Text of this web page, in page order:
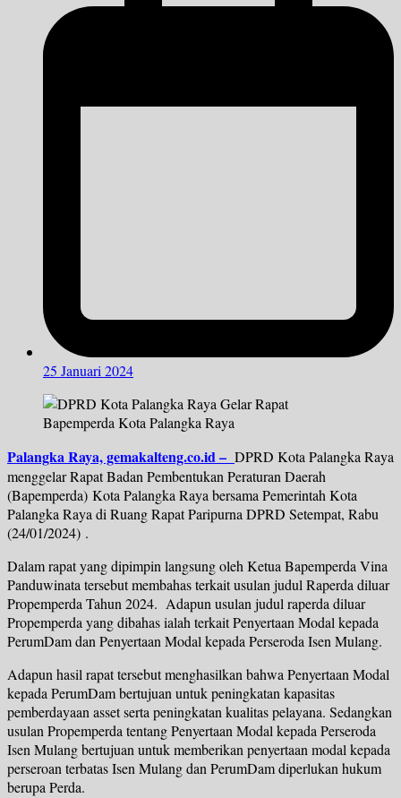
25 Januari 2024
Palangka Raya, gemakalteng.co.id – DPRD Kota Palangka Raya
menggelar Rapat Badan Pembentukan Peraturan Daerah
(Bapemperda) Kota Palangka Raya bersama Pemerintah Kota
Palangka Raya di Ruang Rapat Paripurna DPRD Setempat, Rabu
(24/01/2024) .
Dalam rapat yang dipimpin langsung oleh Ketua Bapemperda Vina
Panduwinata tersebut membahas terkait usulan judul Raperda diluar
Propemperda Tahun 2024. Adapun usulan judul raperda diluar
Propemperda yang dibahas ialah terkait Penyertaan Modal kepada
PerumDam dan Penyertaan Modal kepada Perseroda Isen Mulang.
Adapun hasil rapat tersebut menghasilkan bahwa Penyertaan Modal
kepada PerumDam bertujuan untuk peningkatan kapasitas
pemberdayaan asset serta peningkatan kualitas pelayana. Sedangkan
usulan Propemperda tentang Penyertaan Modal kepada Perseroda
Isen Mulang bertujuan untuk memberikan penyertaan modal kepada
perseroan terbatas Isen Mulang dan PerumDam diperlukan hukum
berupa Perda.